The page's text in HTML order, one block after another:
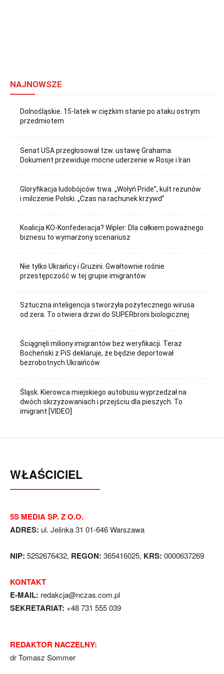
NAJNOWSZE
Dolnośląskie. 15-latek w ciężkim stanie po ataku ostrym
przedmiotem
Senat USA przegłosował tzw. ustawę Grahama.
Dokument przewiduje mocne uderzenie w Rosje i Iran
Gloryfikacja ludobójców trwa. „Wołyń Pride”, kult rezunów
i milczenie Polski. „Czas na rachunek krzywd”
Koalicja KO-Konfederacja? Wipler: Dla całkiem poważnego
biznesu to wymarzony scenariusz
Nie tylko Ukraińcy i Gruzini. Gwałtownie rośnie
przestępczość w tej grupie imigrantów
Sztuczna inteligencja stworzyła pożytecznego wirusa
od zera. To otwiera drzwi do SUPERbroni biologicznej
Ściągnęli miliony imigrantów bez weryfikacji. Teraz
Bocheński z PiS deklaruje, że będzie deportował
bezrobotnych Ukraińców
Śląsk. Kierowca miejskiego autobusu wyprzedzał na
dwóch skrzyżowaniach i przejściu dla pieszych. To
imigrant [VIDEO]
WŁAŚCICIEL
5S MEDIA SP. Z O.O.
ADRES: ul. Jelinka 31 01-646 Warszawa
NIP: 5252676432, REGON: 365416025, KRS: 0000637269
KONTAKT
E-MAIL: redakcja@nczas.com.pl
SEKRETARIAT: +48 731 555 039
REDAKTOR NACZELNY:
dr Tomasz Sommer